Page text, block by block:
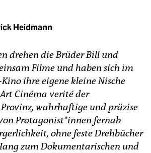
Heidmann
drehen die Brüder Bill und
Filme und haben sich im
ihre eigene kleine Nische
Cinéma verité der
wahrhaftige und präzise
Prot­ago­nis­t*in­nen fernab
ohne feste Drehbücher
zum Dokumentarischen und